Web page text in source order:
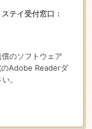
テイ受付窓口：
のソフトウェア
のAdobe Readerダ
。